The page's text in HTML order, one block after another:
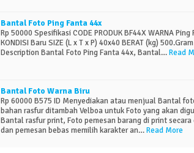
Bantal Foto Ping Fanta 44x
Rp 50000 Spesifikasi CODE PRODUK BF44X WARNA Ping
KONDISI Baru SIZE (L x T x P) 40x40 BERAT (kg) 500.Gram
Description Bantal Foto Ping Fanta 44x, Bantal…Read
Bantal Foto Warna Biru
Rp 60000 B575 ID Menyediakan atau menjual Bantal
bahan rasfur ditambah Velboa untuk Foto yang akan
Bantal rasfur print, Foto pemesan barang di print
dan pemesan bebas memilih karakter an…Read More